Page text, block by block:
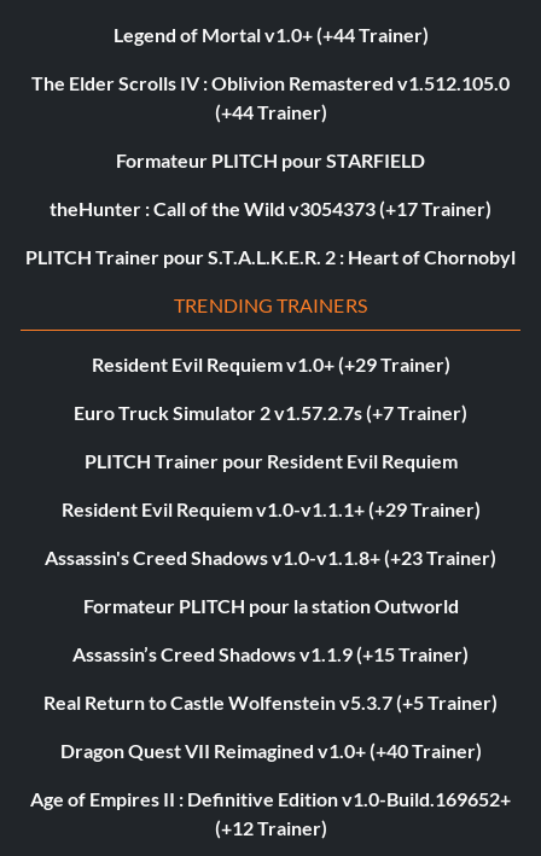
Legend of Mortal v1.0+ (+44 Trainer)
The Elder Scrolls IV : Oblivion Remastered v1.512.105.0
(+44 Trainer)
Formateur PLITCH pour STARFIELD
theHunter : Call of the Wild v3054373 (+17 Trainer)
PLITCH Trainer pour S.T.A.L.K.E.R. 2 : Heart of Chornobyl
TRENDING TRAINERS
Resident Evil Requiem v1.0+ (+29 Trainer)
Euro Truck Simulator 2 v1.57.2.7s (+7 Trainer)
PLITCH Trainer pour Resident Evil Requiem
Resident Evil Requiem v1.0-v1.1.1+ (+29 Trainer)
Assassin's Creed Shadows v1.0-v1.1.8+ (+23 Trainer)
Formateur PLITCH pour la station Outworld
Assassin’s Creed Shadows v1.1.9 (+15 Trainer)
Real Return to Castle Wolfenstein v5.3.7 (+5 Trainer)
Dragon Quest VII Reimagined v1.0+ (+40 Trainer)
Age of Empires II : Definitive Edition v1.0-Build.169652+
(+12 Trainer)